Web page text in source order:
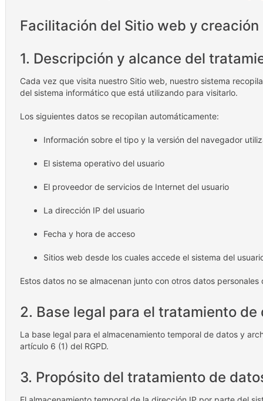
Facilitación del Sitio web y
1. Descripción y alcance del
Cada vez que visita nuestro Sitio web, nuestro sistema
del sistema informático que está utilizando para visitarlo.
Los siguientes datos se recopilan automáticamente:
Información sobre el tipo y la versión del navegador
El sistema operativo del usuario
El proveedor de servicios de Internet del usuario
La dirección IP del usuario
Fecha y hora de acceso
Sitios web desde los cuales accede el sistema del
Estos datos no se almacenan junto con otros datos personales
2. Base legal para el tratamiento de
La base legal para el almacenamiento temporal de datos y
artículo 6 (1) del RGPD.
3. Propósito del tratamiento de